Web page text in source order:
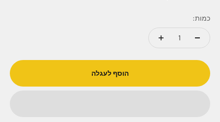
כמות:
הוסף לעגלה